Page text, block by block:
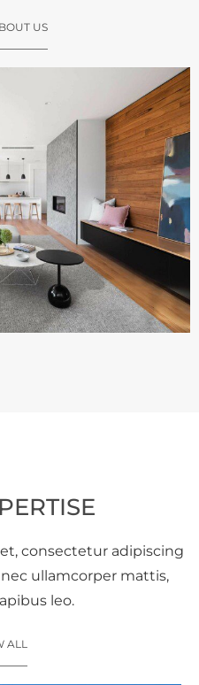
US
consectetur adipiscing
ullamcorper mattis,
leo.
ALL